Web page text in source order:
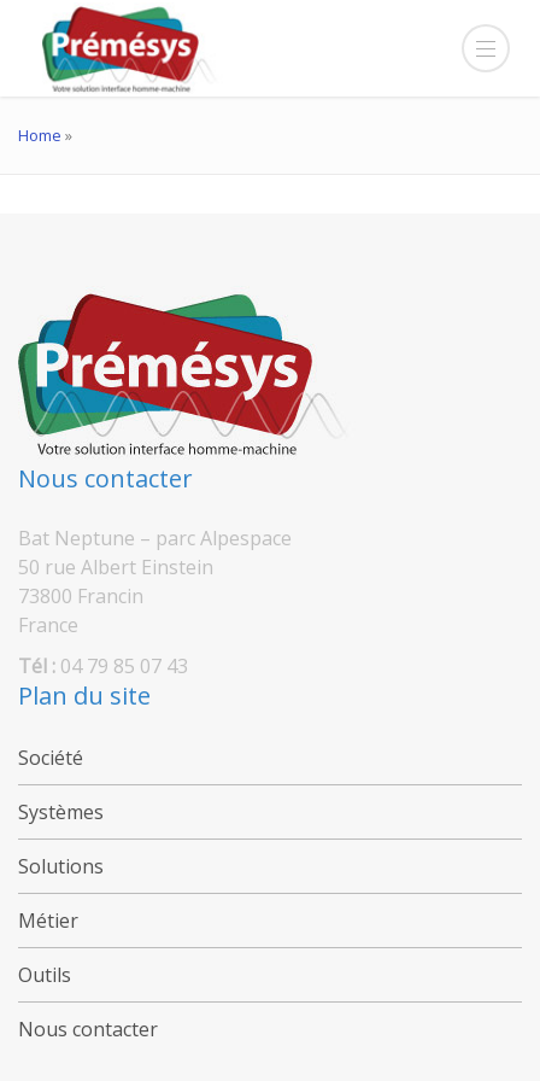
Home »
Nous contacter
Bat Neptune – parc Alpespace
50 rue Albert Einstein
73800 Francin
France
Tél : 04 79 85 07 43
Plan du site
Société
Systèmes
Solutions
Métier
Outils
Nous contacter